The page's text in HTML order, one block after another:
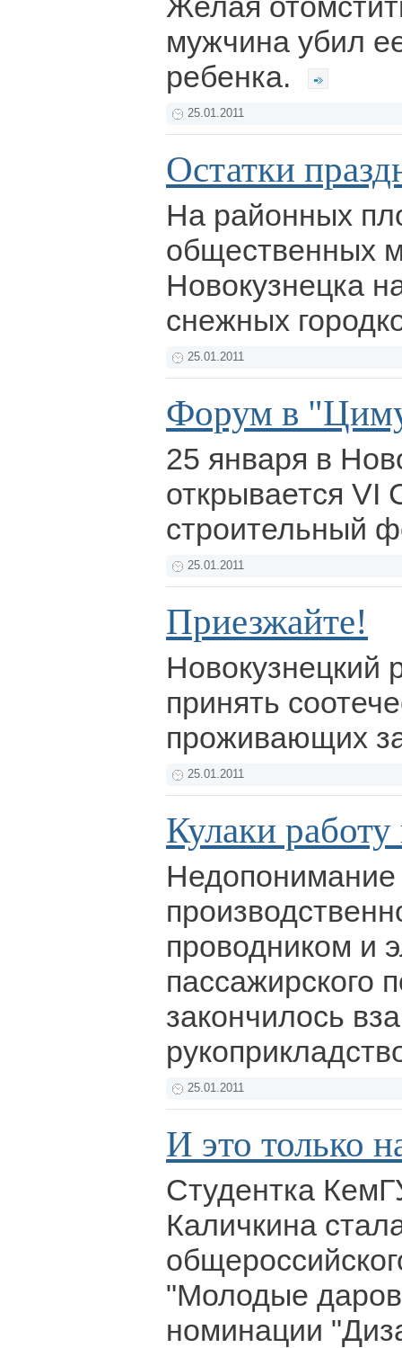
мужчина убил
ребенка.
25.01.2011
Остатки
На районных
общественных
Новокузнецка
снежных
25.01.2011
Форум в
25 января в
открывается VI
строительный
25.01.2011
Приезжайте!
Новокузнецкий
принять
проживающих
25.01.2011
Кулаки
Недопонимание
проводником и
пассажирского
закончилось
25.01.2011
И это только
Студентка
Каличкина
"Молодые
номинации